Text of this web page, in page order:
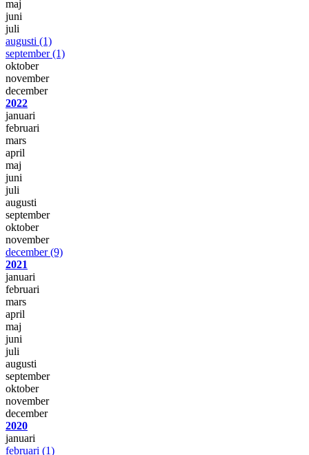
maj
juni
juli
augusti (1)
september(1)
oktober
november
december
2022
januari
februari
mars
april
maj
juni
juli
augusti
september
oktober
november
december(9)
2021
januari
februari
mars
april
maj
juni
juli
augusti
september
oktober
november
december
2020
januari
februari (1)